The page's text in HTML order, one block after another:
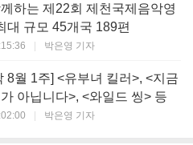
하는 제22회 제천국제음악영
대 규모 45개국 189편
| 박은영 기자
8월 1주] <유부녀 킬러>, <지금
아닙니다>, <와일드 씽> 등
| 박은영 기자